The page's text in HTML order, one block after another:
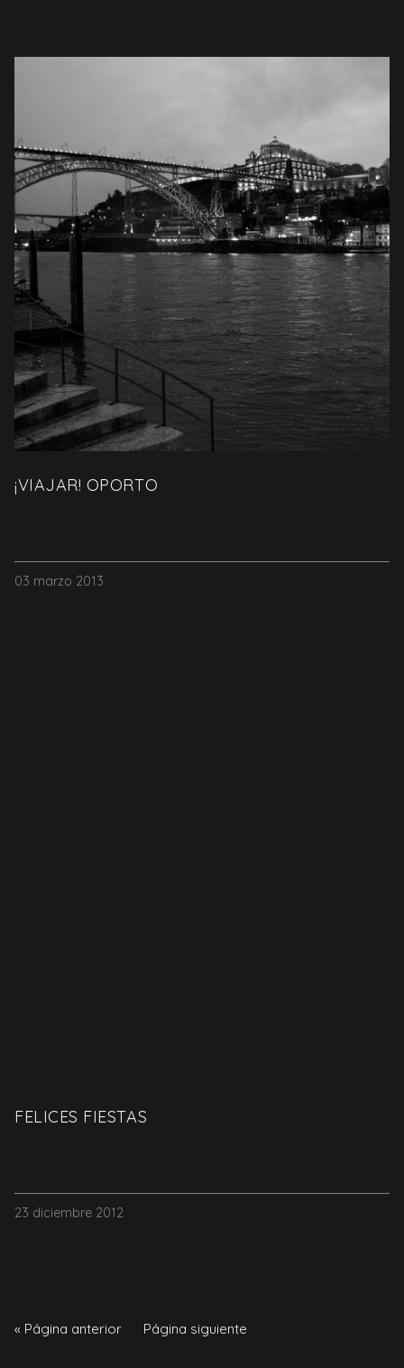
¡VIAJAR! OPORTO
03 marzo 2013
FELICES FIESTAS
23 diciembre 2012
« Página anterior Página siguiente